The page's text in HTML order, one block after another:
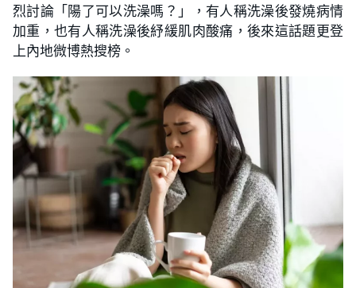
烈討論「陽了可以洗澡嗎？」，有人稱洗澡後發燒病情
加重，也有人稱洗澡後紓緩肌肉酸痛，後來這話題更登
上內地微博熱搜榜。